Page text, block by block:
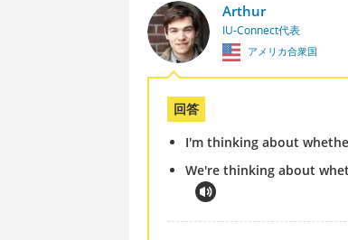
Arthur
IU-Connect代表
アメリカ合衆国
回答
I'm thinking about
We're thinking about